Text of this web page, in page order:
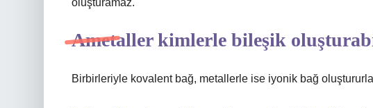
oluşturamaz.
Ametaller kimlerle bileşik
Birbirleriyle kovalent bağ, metallerle ise iyonik bağ